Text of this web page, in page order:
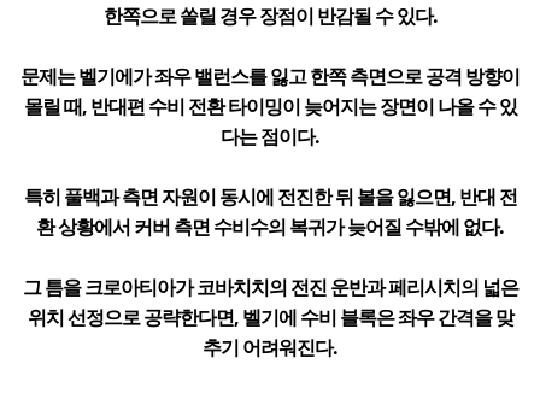
한쪽으로 쏠릴 경우 장점이 반감될 수 있다.
문제는 벨기에가 좌우 밸런스를 잃고 한쪽 측면으로 공격 방향이
몰릴 때, 반대편 수비 전환 타이밍이 늦어지는 장면이 나올 수 있
다는 점이다.
특히 풀백과 측면 자원이 동시에 전진한 뒤 볼을 잃으면, 반대 전
환 상황에서 커버 측면 수비수의 복귀가 늦어질 수밖에 없다.
그 틈을 크로아티아가 코바치치의 전진 운반과 페리시치의 넓은
위치 선정으로 공략한다면, 벨기에 수비 블록은 좌우 간격을 맞
추기 어려워진다.